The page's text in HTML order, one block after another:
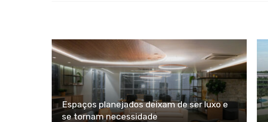
Espaços planejados deixam de ser luxo e
se tornam necessidade